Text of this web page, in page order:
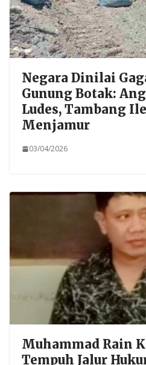
Negara Dinilai
Gunung Botak:
Ludes, Tambang
Menjamur
03/04/2026
Muhammad Rain
Tempuh Jalur